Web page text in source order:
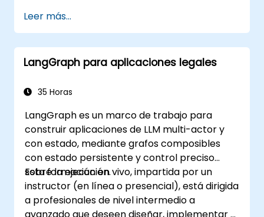
Leer más...
LangGraph para aplicaciones legales
35 Horas
LangGraph es un marco de trabajo para
construir aplicaciones de LLM multi-actor y
con estado, mediante grafos composibles
con estado persistente y control preciso
sobre la ejecución.
Esta formación en vivo, impartida por un
instructor (en línea o presencial), está dirigida
a profesionales de nivel intermedio a
avanzado que deseen diseñar, implementar y